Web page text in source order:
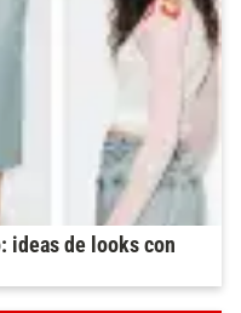
ideas de looks con